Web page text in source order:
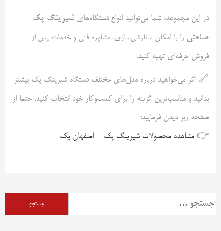
در این مجموعه، شما می‌توانید انواع دستگاه‌های شیرینگ پک
صنعتی را با امکان سفارشی‌سازی، مشاوره فنی و خدمات پس از
فروش حرفه‌ای تهیه کنید.
🔗 اگر می‌خواهید درباره مدل‌های مختلف دستگاه شیرینگ پک بیشتر
بدانید و مناسب‌ترین گزینه را برای کسب‌وکار خود انتخاب کنید، حتما از
صفحه زیر دیدن فرمایید:
👉 مشاهده محصولات شیرینگ پک – اصفهان پک
جستجو
برای: